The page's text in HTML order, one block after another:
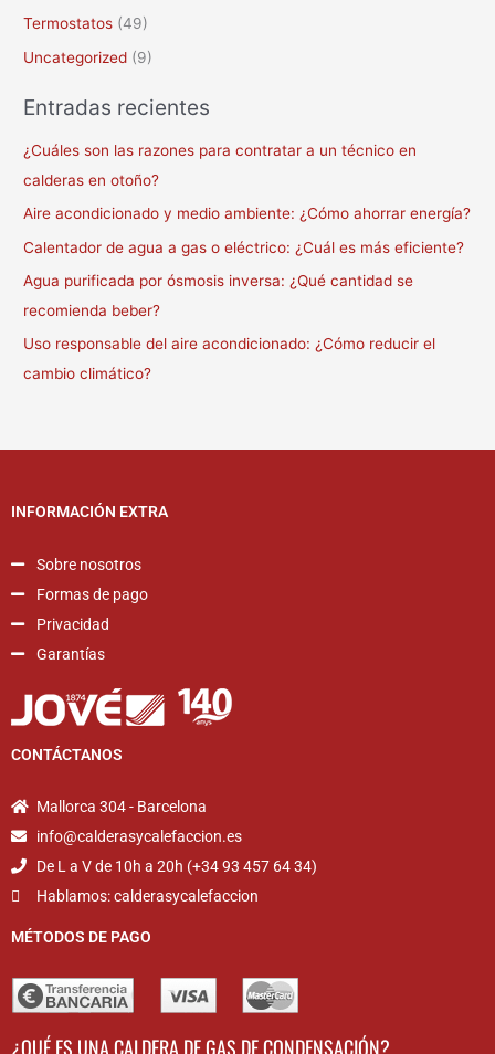
Termostatos (49)
Uncategorized (9)
Entradas recientes
¿Cuáles son las razones para contratar a un técnico en
calderas en otoño?
Aire acondicionado y medio ambiente: ¿Cómo ahorrar energía?
Calentador de agua a gas o eléctrico: ¿Cuál es más eficiente?
Agua purificada por ósmosis inversa: ¿Qué cantidad se
recomienda beber?
Uso responsable del aire acondicionado: ¿Cómo reducir el
cambio climático?
INFORMACIÓN EXTRA
Sobre nosotros
Formas de pago
Privacidad
Garantías
CONTÁCTANOS
Mallorca 304 - Barcelona
info@calderasycalefaccion.es
De L a V de 10h a 20h (+34 93 457 64 34)
Hablamos: calderasycalefaccion
MÉTODOS DE PAGO
¿QUÉ ES UNA CALDERA DE GAS DE CONDENSACIÓN?